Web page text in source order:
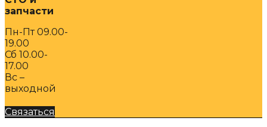
запчасти
Пн-Пт 09.00-
19.00
Сб 10.00-
17.00
Вс –
выходной
Связаться